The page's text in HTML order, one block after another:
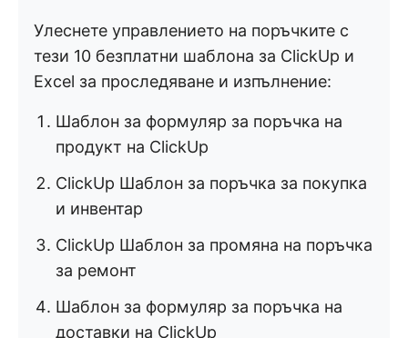
Улеснете управлението на поръчките с
тези 10 безплатни шаблона за ClickUp и
Excel за проследяване и изпълнение:
Шаблон за формуляр за поръчка на
продукт на ClickUp
ClickUp Шаблон за поръчка за покупка
и инвентар
ClickUp Шаблон за промяна на поръчка
за ремонт
Шаблон за формуляр за поръчка на
доставки на ClickUp